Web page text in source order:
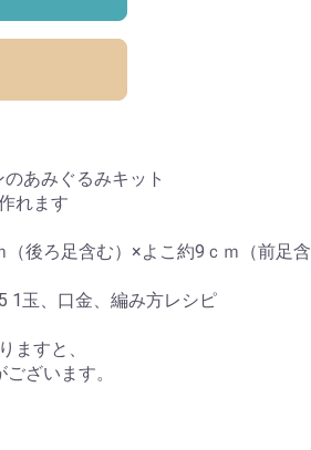
あみぐるみキット
れます
後ろ足含む）×よこ約9ｃｍ（前足含
1玉、口金、編み方レシピ
ますと、
ざいます。